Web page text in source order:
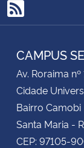
Controladoria-Geral da
Secretaria-Geral
Secretaria de Governo
Gabinete de
RSS
CAMPUS
Av. Roraima
Cidade
Bairro Camobi
Santa Maria -
CEP: 97105-